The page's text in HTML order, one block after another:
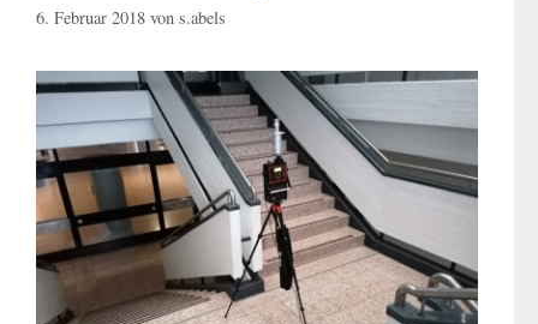
6. Februar 2018 von s.abels